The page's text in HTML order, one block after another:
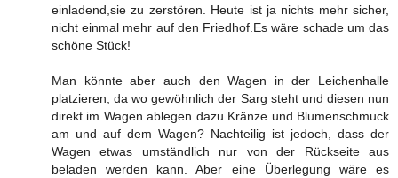
einladend,sie zu zerstören. Heute ist ja nichts mehr sicher,
nicht einmal mehr auf den Friedhof.Es wäre schade um das
schöne Stück!
Man könnte aber auch den Wagen in der Leichenhalle
platzieren, da wo gewöhnlich der Sarg steht und diesen nun
direkt im Wagen ablegen dazu Kränze und Blumenschmuck
am und auf dem Wagen? Nachteilig ist jedoch, dass der
Wagen etwas umständlich nur von der Rückseite aus
beladen werden kann. Aber eine Überlegung wäre es